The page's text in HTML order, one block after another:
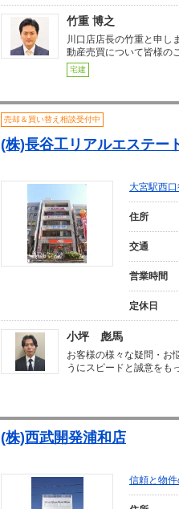
竹重 博之
川口店店長の竹重と申し
動産売買について皆様の
宅建
売却＆買い替え相談受付中
(株)長谷工リアルエステー
大宮駅西
住所
交通
営業時間
定休日
小坪 彪馬
お客様の様々な疑問・お
うにスピードと誠意を
(株)西武開発浦和店
信頼と物